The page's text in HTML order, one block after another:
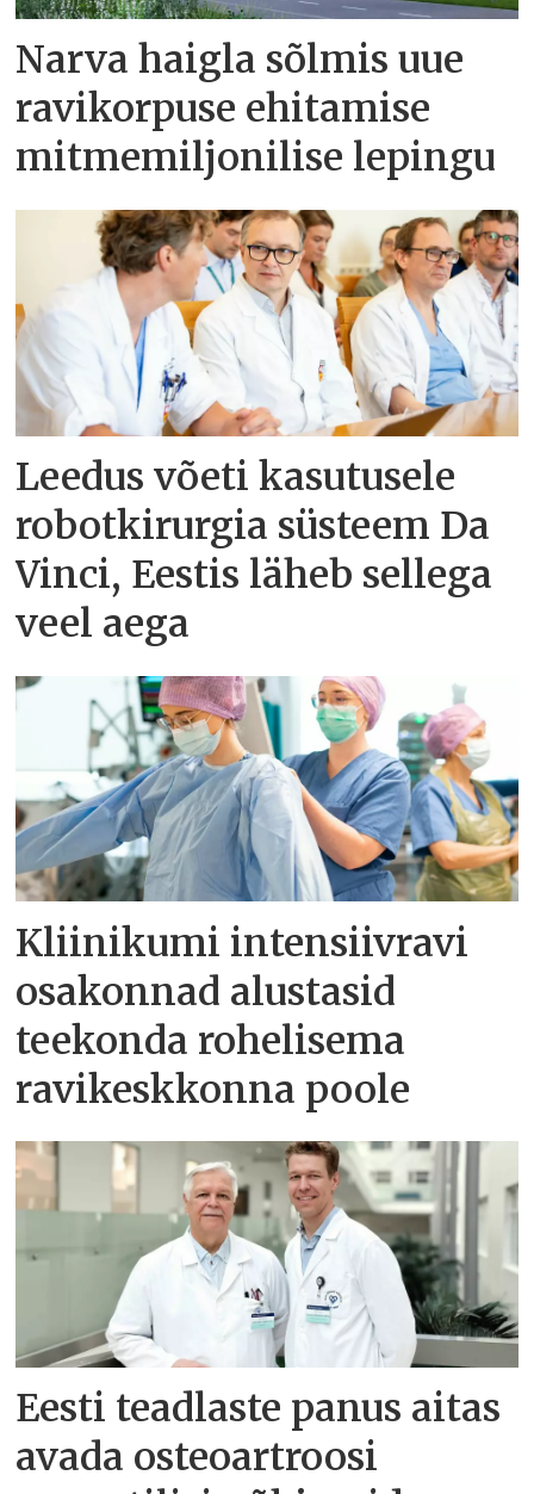
Narva haigla sõlmis uue
ravikorpuse ehitamise
mitmemiljonilise lepingu
Leedus võeti kasutusele
robotkirurgia süsteem Da
Vinci, Eestis läheb sellega
veel aega
Kliinikumi intensiivravi
osakonnad alustasid
teekonda rohelisema
ravikeskkonna poole
Eesti teadlaste panus aitas
avada osteoartroosi